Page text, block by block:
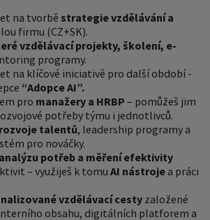
na tvorbě strategie vzdělávání a
firmu (CZ+SK).
vzdělávací projekty, školení, e-
programy.
na klíčové iniciativě pro další období -
“Adopce AI”.
pro manažery a HRBP – pomůžeš jim
potřeby týmu i jednotlivců.
talentů, leadership programy a
pro nováčky.
analýzu potřeb a měření efektivity
– využiješ k tomu AI nástroje a práci
vzdělávací cestyzaložené
obsahu, digitálních platforem a